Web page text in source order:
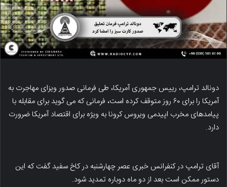
دونالد ترامپ، رییس جمهوری آمریکا، طی فرمانی صدور ویزای مهاجرت به
آمریکا را برای ۶۰ روز متوقف کرده است، فرمانی که می گوید برای مقابله با
پیامدهای مخرب اپیدمی ویروس کرونا به ویژه برای اقتصاد آمریکا ضرورت
دارد.
آقای ترامپ در کنفرانس خبری عصر چهارشنبه در کاخ سفید گفت که این
دستور ممکن است بعد از دو ماه دوباره تمدید شود.